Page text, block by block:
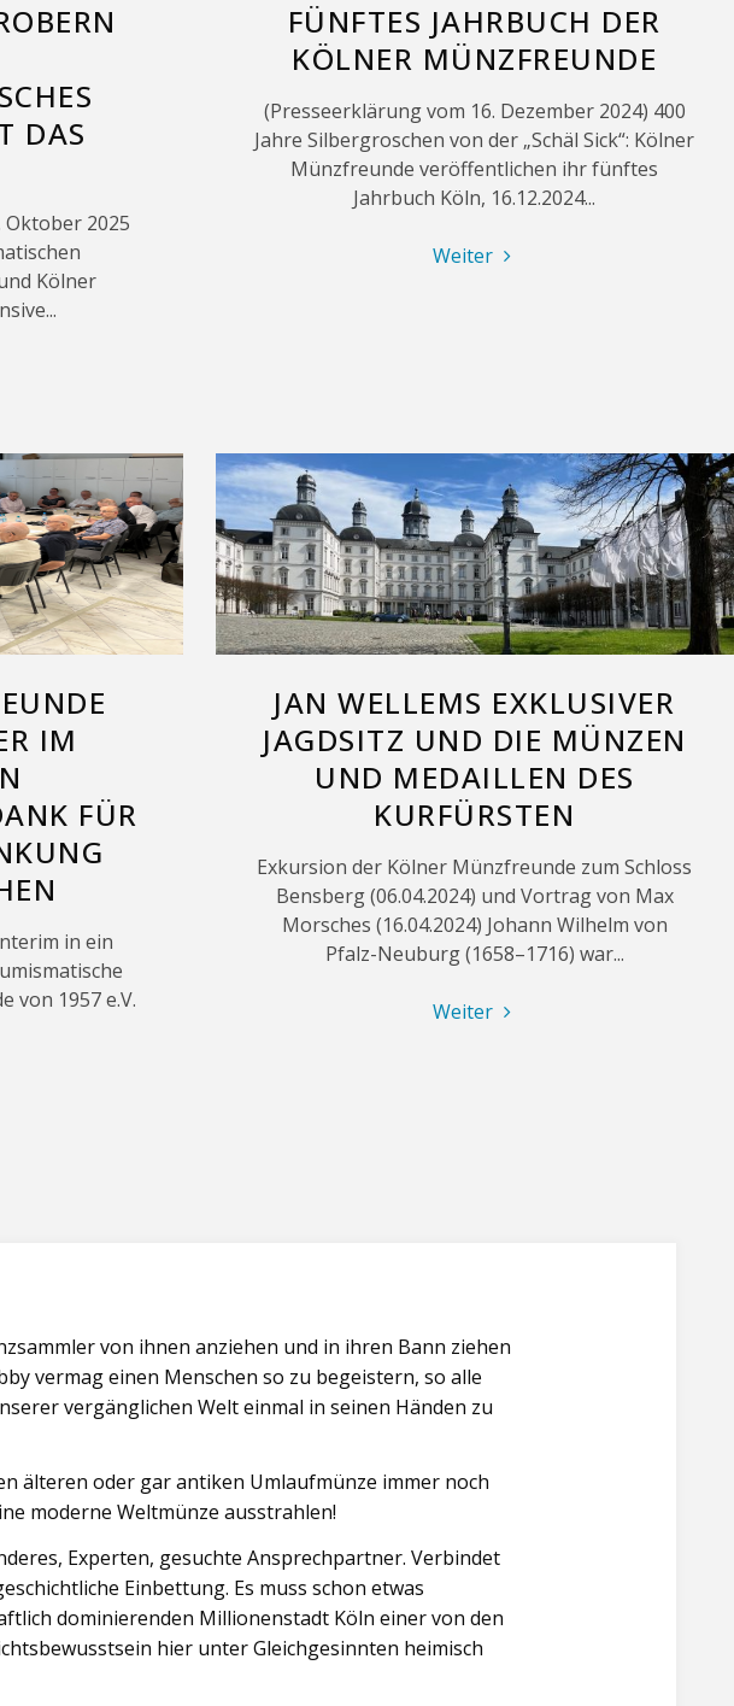
DAS
Oktober 2025
Kölner
FÜNFTES JAHRBUCH DER
KÖLNER MÜNZFREUNDE
(Presseerklärung vom 16. Dezember 2024) 400
Jahre Silbergroschen von der „Schäl Sick“: Kölner
Münzfreunde veröffentlichen ihr fünftes
Jahrbuch Köln, 16.12.2024...
Weiter "Fünftes
IM
FÜR
in ein
von 1957 e.V.
JAN WELLEMS EXKLUSIVER
JAGDSITZ UND DIE MÜNZEN
UND MEDAILLEN DES
KURFÜRSTEN
Exkursion der Kölner Münzfreunde zum Schloss
Bensberg (06.04.2024) und Vortrag von Max
Morsches (16.04.2024) Johann Wilhelm von
Pfalz-Neuburg (1658–1716) war...
Weiter "Jan
von ihnen anziehen und in ihren Bann ziehen
vermag einen Menschen so zu begeistern, so alle
vergänglichen Welt einmal in seinen Händen zu
älteren oder gar antiken Umlaufmünze immer noch
moderne Weltmünze ausstrahlen!
Experten, gesuchte Ansprechpartner. Verbindet
Einbettung. Es muss schon etwas
dominierenden Millionenstadt Köln einer von den
hier unter Gleichgesinnten heimisch